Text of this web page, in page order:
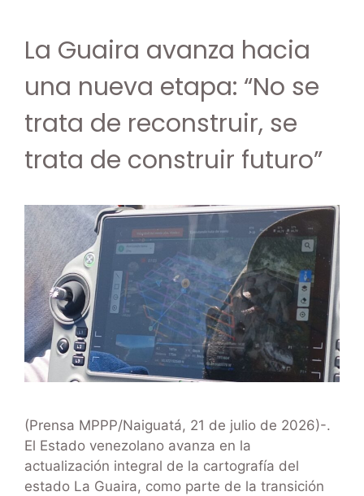
La Guaira avanza hacia
una nueva etapa: “No se
trata de reconstruir, se
trata de construir futuro”
(Prensa MPPP/Naiguatá, 21 de julio de 2026)-.
El Estado venezolano avanza en la
actualización integral de la cartografía del
estado La Guaira, como parte de la transición